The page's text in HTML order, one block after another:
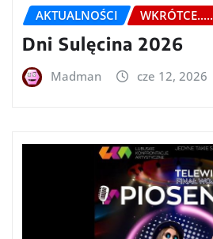
AKTUALNOŚCI WKRÓTCE.....
Dni Sulęcina 2026
Madman cze 12, 2026